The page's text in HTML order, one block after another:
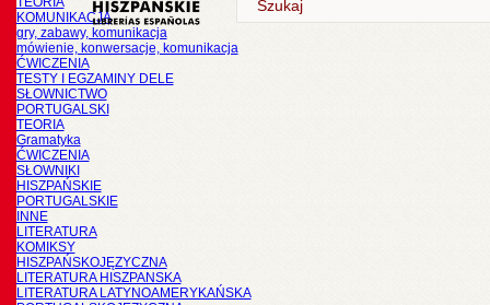
KOMUNIKACJA
gry, zabawy, komunikacja
mówienie, konwersacje, komunikacja
ĆWICZENIA
TESTY I EGZAMINY DELE
SŁOWNICTWO
PORTUGALSKI
TEORIA
Gramatyka
ĆWICZENIA
SŁOWNIKI
HISZPAŃSKIE
PORTUGALSKIE
INNE
LITERATURA
KOMIKSY
HISZPAŃSKOJĘZYCZNA
LITERATURA HISZPANSKA
LITERATURA LATYNOAMERYKAŃSKA